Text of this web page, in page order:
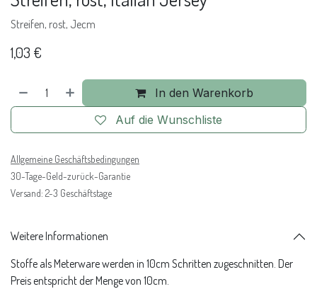
Streifen, rost, Jecm
1,03 €
In den Warenkorb
Auf die Wunschliste
Allgemeine Geschäftsbedingungen
30-Tage-Geld-zurück-Garantie
Versand: 2-3 Geschäftstage
Weitere Informationen
Stoffe als Meterware werden in 10cm Schritten zugeschnitten. Der
Preis entspricht der Menge von 10cm.